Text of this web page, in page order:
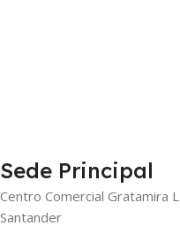
Sede Principal
Centro Comercial Gratamira
Santander